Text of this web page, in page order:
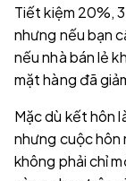
Tiết kiệm 20%,
nhưng nếu bạn
nếu nhà bán lẻ
mặt hàng đã
Mặc dù kết hôn
nhưng cuộc
không phải chỉ